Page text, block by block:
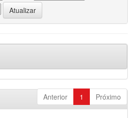
Anterior 1 Próximo